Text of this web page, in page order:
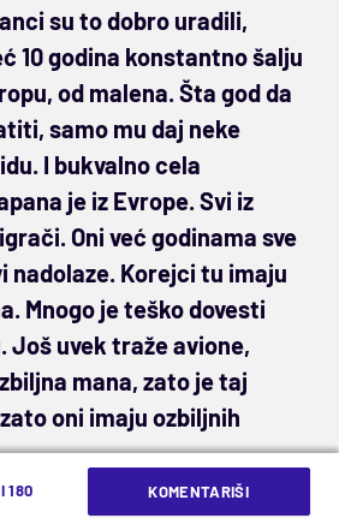
su to dobro uradili,
10 godina konstantno šalju
od malena. Šta god da
samo mu daj neke
I bukvalno cela
je iz Evrope. Svi iz
Oni već godinama sve
nadolaze. Korejci tu imaju
Mnogo je teško dovesti
Još uvek traže avione,
mana, zato je taj
oni imaju ozbiljnih
problem da se uhvati sa
180 KOMENTARIŠI